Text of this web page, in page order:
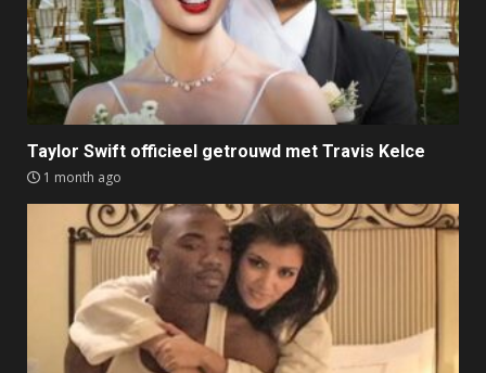
Taylor Swift officieel getrouwd met Travis Kelce
1 month ago